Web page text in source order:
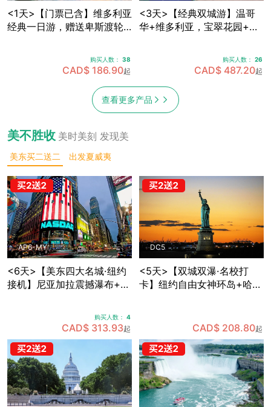
<1天>【门票已含】维多利亚
经典一日游，赠送卑斯渡轮
购买人数： 38
CAD$ 186.90起
<3天>【经典双城游】温哥
华+维多利亚，宝翠花园+卡
华机场免费接送机
购买人数： 26
CAD$ 487.20起
查看更多产品
美不胜收 美时美刻 发现美
美东买二送二 出发夏威夷
AP6-MY
<6天>【美东四大名城·纽约
接机】尼亚加拉震撼瀑布+波
力殿堂+沃特金斯峡谷仙境
(可升级酒店+座位)
购买人数： 4
CAD$ 313.93起
DC5
<5天>【双城双瀑·名校打
卡】纽约自由女神环岛+哈佛
标三连拍，费城+纽约双城打
卡
CAD$ 208.80起